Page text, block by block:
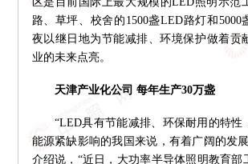
路、草坪、校舍的1500盏LED路灯和5000
夜以继日地为节能减排、环境保护做着贡
业的未来点亮。
天津产业化公司 每年生产30万盏
“LED具有节能减排、环保耐用的特性
能源紧缺影响的我国来说，有着广阔的发
介绍说，“近日，大功率半导体照明教育部